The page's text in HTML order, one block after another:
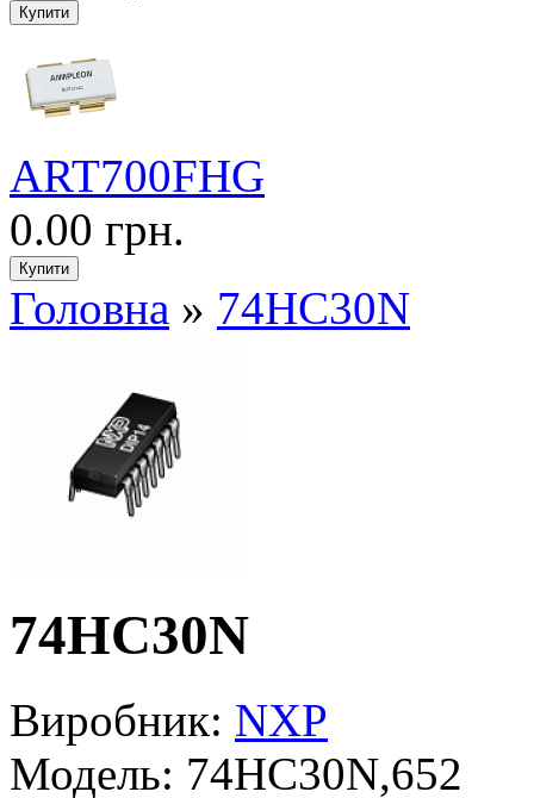
ART700FHG
0.00 грн.
Головна » 74HC30N
74HC30N
Виробник: NXP
Модель: 74HC30N,652